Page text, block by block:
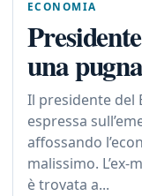
ECONOMIA
una
Il presidente del
espressa
affossando
malissimo. L’ex-
è trovata a...